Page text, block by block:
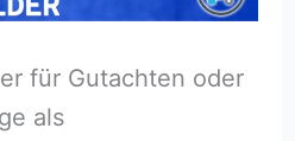
für Gutachten oder
als